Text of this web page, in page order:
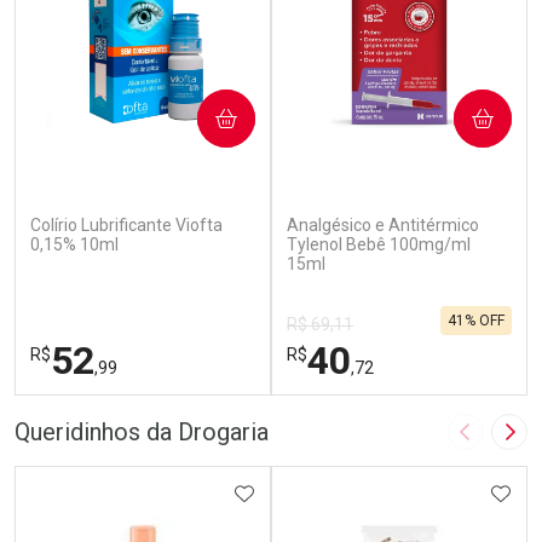
Colírio Lubrificante Viofta
0,15% 10ml
R$52,99
COMPRAR
Analgésico e Antitérmico
Tylenol Bebê 100mg/ml
15ml
R$ 69,11
R$40,72
41% OFF
COMPRAR
Queridinhos da Drogaria Imagem
ADICIONAR AOS FAVORITOS